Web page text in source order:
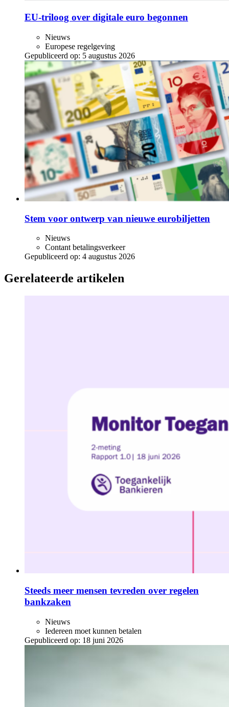
EU-triloog over digitale euro begonnen
Nieuws
Europese regelgeving
Gepubliceerd op: 5 augustus 2026
Stem voor ontwerp van nieuwe eurobiljetten
Nieuws
Contant betalingsverkeer
Gepubliceerd op: 4 augustus 2026
Gerelateerde artikelen
Steeds meer mensen tevreden over regelen
bankzaken
Nieuws
Iedereen moet kunnen betalen
Gepubliceerd op: 18 juni 2026